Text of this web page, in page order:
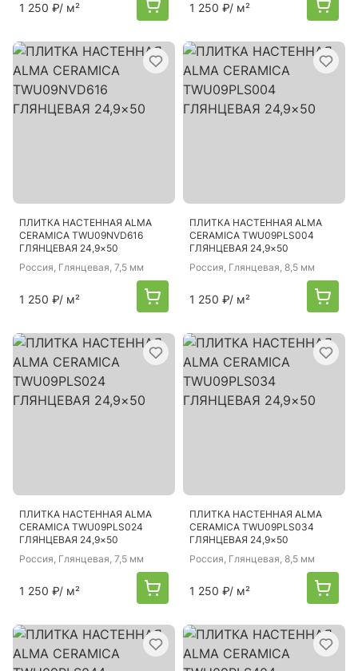
1 250 ₽/ м² 1 250 ₽/ м²
ПЛИТКА НАСТЕННАЯ ALMA
CERAMICA TWU09NVD616
ГЛЯНЦЕВАЯ 24,9×50
Россия, Глянцевая, 7,5 мм
1 250 ₽/ м²
ПЛИТКА НАСТЕННАЯ ALMA
CERAMICA TWU09PLS004
ГЛЯНЦЕВАЯ 24,9×50
Россия, Глянцевая, 8,5 мм
1 250 ₽/ м²
ПЛИТКА НАСТЕННАЯ ALMA
CERAMICA TWU09PLS024
ГЛЯНЦЕВАЯ 24,9×50
Россия, Глянцевая, 7,5 мм
1 250 ₽/ м²
ПЛИТКА НАСТЕННАЯ ALMA
CERAMICA TWU09PLS034
ГЛЯНЦЕВАЯ 24,9×50
Россия, Глянцевая, 8,5 мм
1 250 ₽/ м²